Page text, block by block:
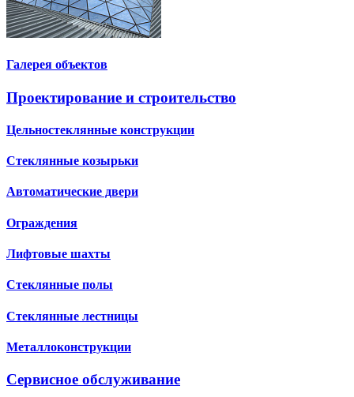
Галерея объектов
Проектирование и строительство
Цельностеклянные конструкции
Стеклянные козырьки
Автоматические двери
Ограждения
Лифтовые шахты
Стеклянные полы
Стеклянные лестницы
Металлоконструкции
Сервисное обслуживание